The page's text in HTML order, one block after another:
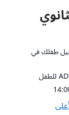
طفلك في